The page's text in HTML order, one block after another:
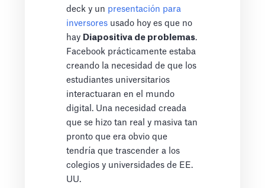
deck y un presentación para
inversores usado hoy es que no
hay Diapositiva de problemas.
Facebook prácticamente estaba
creando la necesidad de que los
estudiantes universitarios
interactuaran en el mundo
digital. Una necesidad creada
que se hizo tan real y masiva tan
pronto que era obvio que
tendría que trascender a los
colegios y universidades de EE.
UU.